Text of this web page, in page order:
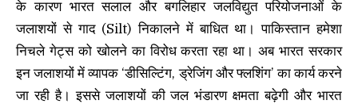
के कारण भारत सलाल और बगलिहार जलविद्युत परियोजनाओं के
जलाशयों से गाद (Silt) निकालने में बाधित था। पाकिस्तान हमेशा
निचले गेट्स को खोलने का विरोध करता रहा था। अब भारत सरकार
इन जलाशयों में व्यापक ‘डीसिल्टिंग, ड्रेजिंग और फ्लशिंग’ का कार्य करने
जा रही है। इससे जलाशयों की जल भंडारण क्षमता बढ़ेगी और भारत